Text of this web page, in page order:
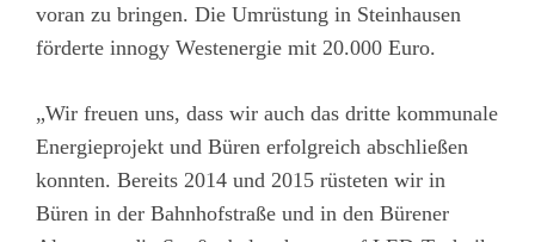
voran zu bringen. Die Umrüstung in Steinhausen
förderte innogy Westenergie mit 20.000 Euro.
„Wir freuen uns, dass wir auch das dritte kommunale
Energieprojekt und Büren erfolgreich abschließen
konnten. Bereits 2014 und 2015 rüsteten wir in
Büren in der Bahnhofstraße und in den Bürener